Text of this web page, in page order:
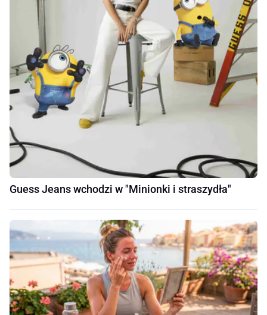
Guess Jeans wchodzi w "Minionki i straszydła"